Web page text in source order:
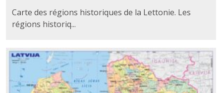
Carte des régions historiques de la Lettonie. Les
régions historiq...